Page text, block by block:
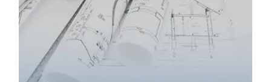
ESAIL : témoignage de Léa Maunier –
ancienne étudiante, architecte